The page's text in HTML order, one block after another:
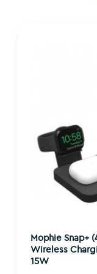
Mophie Snap+
Wireless
15W